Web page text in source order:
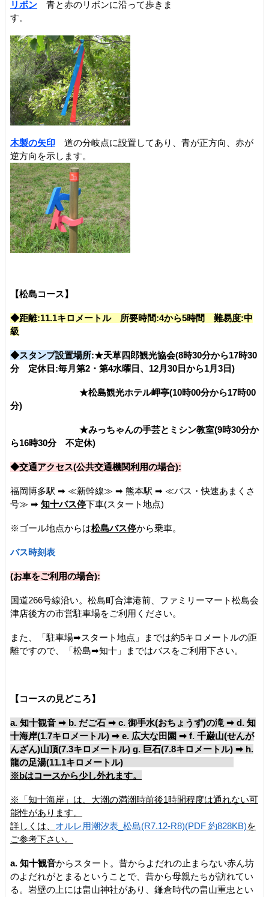
リボン 青と赤のリボンに沿って歩きま
す
木製の矢印 道の分岐点に設置してあり、青が正方向、赤が
逆方向を示します。
【松島コース】
◆距離:11.1キロメートル 所要時間:4から5時間 難易度:中
級
◆スタンプ設置場所:★天草四郎観光協会(8時30分から17時30
分 定休日:毎月第2・第4水曜日、12月30日から1月3日)
★松島観光ホテル岬亭(10時00分から17時00
分)
★みっちゃんの手芸とミシン教室(9時30分か
ら16時30分 不定休)
◆交通アクセス(公共交通機関利用の場合):
福岡博多駅 ➡ ≪新幹線≫ ➡ 熊本駅 ➡ ≪バス・快速あまくさ
号≫ ➡ 知十バス停下車(スタート地点)
※ゴール地点からは松島バス停から乗車。
バス時刻表
(お車をご利用の場合):
国道266号線沿い。松島町合津港前、ファミリーマート松島会
津店後方の市営駐車場をご利用ください。
また、「駐車場➡スタート地点」までは約5キロメートルの距
離ですので、「松島➡知十」まではバスをご利用下さい。
【コースの見どころ】
a. 知十観音 ➡ b. だご石 ➡ c. 御手水(おちょうず)の滝 ➡ d. 知
十海岸(1.7キロメートル) ➡ e. 広大な田園 ➡ f. 千巌山(せんが
んざん)山頂(7.3キロメートル) g. 巨石(7.8キロメートル) ➡ h.
龍の足湯(11.1キロメートル)
※bはコースから少し外れます。
※「知十海岸」は、大潮の満潮時前後1時間程度は通れない可
能性があります。
詳しくは、 オルレ用潮汐表_松島(R7.12-R8)(PDF 約828KB)を
ご参考下さい。
a. 知十観音からスタート。昔からよだれの止まらない赤ん坊
のよだれがとまるということで、昔から母親たちが訪れてい
る。岩壁の上には畠山神社があり、鎌倉時代の畠山重忠とい